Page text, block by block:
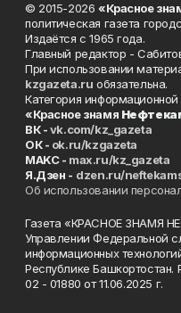
© 2015-2026 «Красное
политическая газета
Издаётся с 1965 года.
Главный редактор -
При использовании
kzgazeta.ru обязательна.
Категория информационной
«Красное знамя
ВК -vk.com/kz_gazeta
ОК - ok.ru/kzgazeta
MAKC - max.ru/kz_gazeta
Я.Дзен - dzen.ru/
Об использовании
Газета «КРАСНОЕ ЗНАМЯ
Управлении Федеральной
информационных
Республике
02 - 01880 от 11.06.2025 г.